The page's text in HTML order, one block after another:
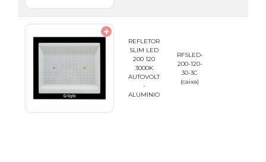
REFLETOR
SLIM LED
200 120
3000K
AUTOVOLT
-
ALUMINIO
RFSLED-
200-120-
30-3C
(caixa)